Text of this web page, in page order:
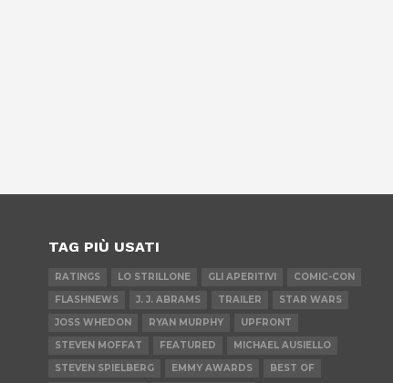
TAG PIÙ USATI
RATINGS LO STRILLONE GLI APERITIVI
COMIC-CON
FLASHNEWS
J. J. ABRAMS TRAILER
STAR WARS
JOSS WHEDON
RYAN MURPHY
UPFRONT
STEVEN MOFFAT
FEATURED
MICHAEL AUSIELLO
STEVEN SPIELBERG
EMMY AWARDS BEST OF